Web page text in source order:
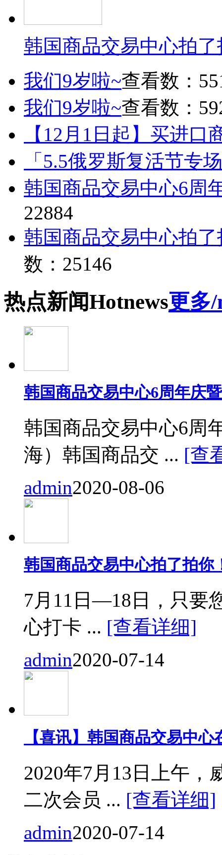
韩国商品交易中心拍
我们9岁啦~查看数：
我们9岁啦~查看数：
【12月1日起】买进口
「5.5俄罗斯复活节专
韩国商品交易中心6周
22884
韩国商品交易中心拍
数：25146
热点新闻Hotnews更多
韩国商品交易中心6周年庆
韩国商品交易中心6周
海）韩国商品交 ... [查
admin2020-08-06
韩国商品交易中心拍了拍你
7月11日—18日，只要
心打卡 ... [查看详细]
admin2020-07-14
【喜讯】韩国商品交易中
2020年7月13日上午，
二次会员 ... [查看详细]
admin2020-07-14